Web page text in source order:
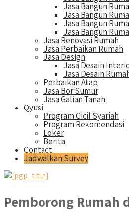
Jasa Bangun
Jasa Bangun
Jasa Bangun
Jasa Bangun
Jasa Renovasi Rumah
Jasa Perbaikan Rumah
Jasa Design
Jasa Desain
Jasa Desain
Perbaikan Atap
Jasa Bor Sumur
Jasa Galian Tanah
Qyusi
Program Cicil Syariah
Program Rekomendasi
Loker
Berita
Contact
Jadwalkan Survey
Pemborong Rumah